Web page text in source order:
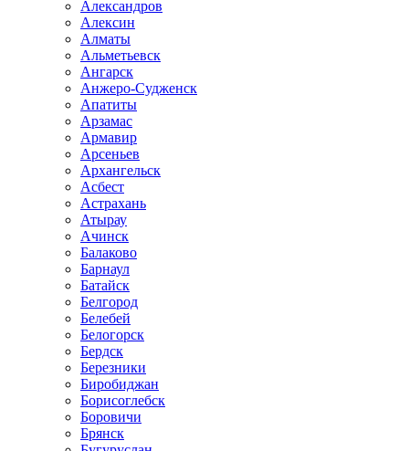
Александров
Алексин
Алматы
Альметьевск
Ангарск
Анжеро-Судженск
Апатиты
Арзамас
Армавир
Арсеньев
Архангельск
Асбест
Астрахань
Атырау
Ачинск
Балаково
Барнаул
Батайск
Белгород
Белебей
Белогорск
Бердск
Березники
Биробиджан
Борисоглебск
Боровичи
Брянск